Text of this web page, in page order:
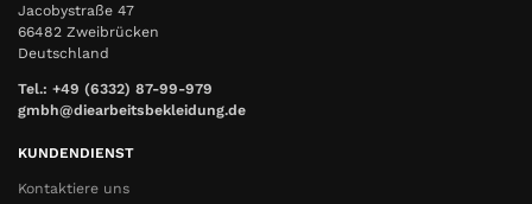
Jacobystraße 47
66482 Zweibrücken
Deutschland
Tel.: +49 (6332) 87-99-979
gmbh@diearbeitsbekleidung.de
KUNDENDIENST
Kontaktiere uns